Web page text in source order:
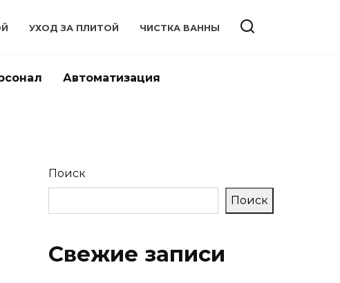
УХОД ЗА ПЛИТОЙ ЧИСТКА ВАННЫ
Автоматизация
Поиск
Поиск
Свежие записи